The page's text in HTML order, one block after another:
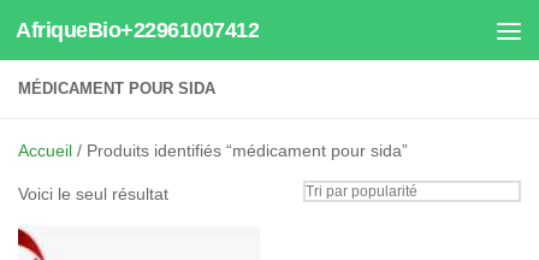
Au dessous du contenu
AfriqueBio+22961007412
MÉDICAMENT POUR SIDA
Accueil / Produits identifiés “médicament pour sida”
Voici le seul résultat